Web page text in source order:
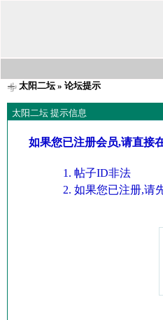
太阳二坛» 论坛提示
太阳二坛 提示信息
如果您已注册会员,请直接
帖子ID非法
如果您已注册,请